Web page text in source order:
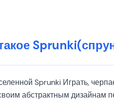
Sprunki Играть,
абстрактным дизайнам